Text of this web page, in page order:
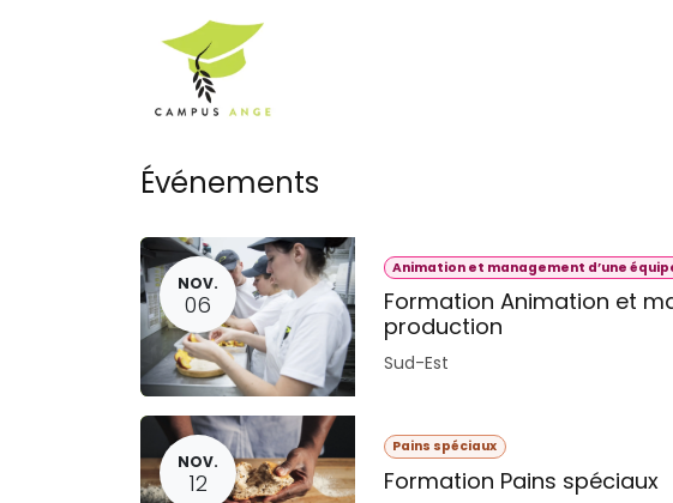
Événements
NOV.
06
Animation et management d’une
Formation Animation et
production
Sud-Est
NOV.
12
Pains spéciaux
Formation Pains spéciaux